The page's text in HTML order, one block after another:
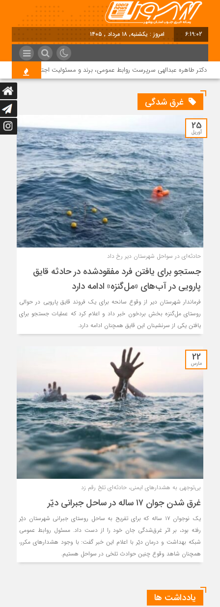
6:19:02 امروز : یکشنبه, ۱۸ مرداد , ۱۴۰۵
دکتر طاهره عبدالهی سرپرست روابط عمومی، برند و مسئولیت اجتماعی دماوند
غرق شدگی
25
آوریل
حادثه‌ای در سواحل شهرستان دیر رخ داد
جستجو برای یافتن فرد مفقودشده در حادثه قایق
پارویی در آب‌های «مل‌گنزه» ادامه دارد
فرماندار شهرستان دیر از وقوع سانحه برای یک فروند قایق پارویی در حوالی
روستای مل‌گنزه بخش بردخون خبر داد و اعلام کرد که عملیات جستجو برای
یافتن یکی از سرنشینان این قایق همچنان ادامه دارد.
22
مارس
بی‌توجهی به هشدارهای ایمنی، حادثه‌ای تلخ رقم زد
غرق شدن جوان ۱۷ ساله در ساحل جبرانی دیّر
یک نوجوان ۱۷ ساله که برای تفریح به ساحل روستای جبرانی شهرستان دیّر
رفته بود، بر اثر غرق‌شدگی جان خود را از دست داد. مسئول روابط عمومی
شبکه بهداشت و درمان دیّر با اعلام این خبر گفت: با وجود هشدارهای مکرر،
همچنان شاهد وقوع چنین حوادث تلخی در سواحل هستیم.
یادداشت ها